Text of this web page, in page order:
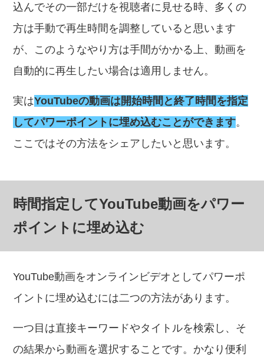
込んでその一部だけを視聴者に見せる時、多くの
方は手動で再生時間を調整していると思います
が、このようなやり方は手間がかかる上、動画を
自動的に再生したい場合は適用しません。
実はYouTubeの動画は開始時間と終了時間を指定
してパワーポイントに埋め込むことができます。
ここではその方法をシェアしたいと思います。
時間指定してYouTube動画をパワー
ポイントに埋め込む
YouTube動画をオンラインビデオとしてパワーポ
イントに埋め込むには二つの方法があります。
一つ目は直接キーワードやタイトルを検索し、そ
の結果から動画を選択することです。かなり便利